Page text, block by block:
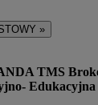
»
TMS
Edukacyjna